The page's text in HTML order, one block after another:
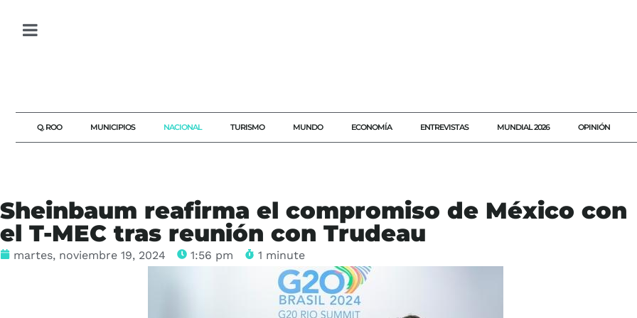
Q. ROO MUNICIPIOS NACIONAL TURISMO MUNDO ECONOMÍA ENTREVISTAS MUNDIAL 2026 OPINIÓN
Sheinbaum reafirma el compromiso de México con
el T-MEC tras reunión con Trudeau
martes, noviembre 19, 2024 1:56 pm 1 minute